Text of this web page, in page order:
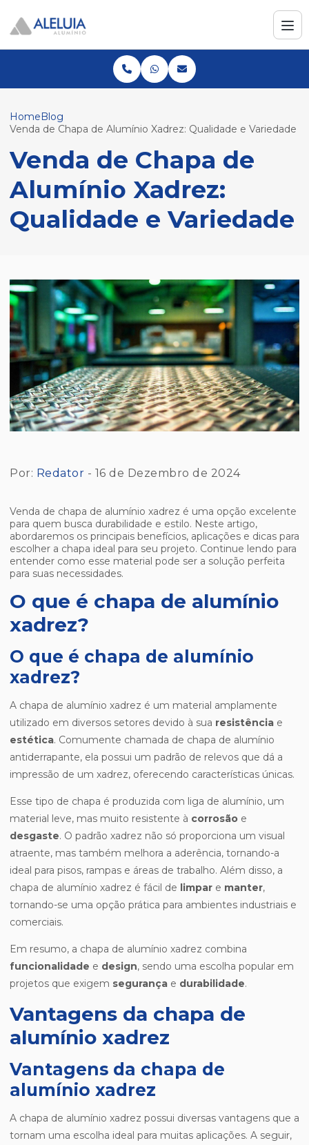
HomeBlog
Venda de Chapa de Alumínio Xadrez: Qualidade e Variedade
Venda de Chapa de
Alumínio Xadrez:
Qualidade e Variedade
Por: Redator - 16 de Dezembro de 2024
Venda de chapa de alumínio xadrez é uma opção excelente
para quem busca durabilidade e estilo. Neste artigo,
abordaremos os principais benefícios, aplicações e dicas para
escolher a chapa ideal para seu projeto. Continue lendo para
entender como esse material pode ser a solução perfeita
para suas necessidades.
O que é chapa de alumínio
xadrez?
O que é chapa de alumínio
xadrez?
A chapa de alumínio xadrez é um material amplamente
utilizado em diversos setores devido à sua resistência e
estética. Comumente chamada de chapa de alumínio
antiderrapante, ela possui um padrão de relevos que dá a
impressão de um xadrez, oferecendo características únicas.
Esse tipo de chapa é produzida com liga de alumínio, um
material leve, mas muito resistente à corrosão e
desgaste. O padrão xadrez não só proporciona um visual
atraente, mas também melhora a aderência, tornando-a
ideal para pisos, rampas e áreas de trabalho. Além disso, a
chapa de alumínio xadrez é fácil de limpar e manter,
tornando-se uma opção prática para ambientes industriais e
comerciais.
Em resumo, a chapa de alumínio xadrez combina
funcionalidade e design, sendo uma escolha popular em
projetos que exigem segurança e durabilidade.
Vantagens da chapa de
alumínio xadrez
Vantagens da chapa de
alumínio xadrez
A chapa de alumínio xadrez possui diversas vantagens que a
tornam uma escolha ideal para muitas aplicações. A seguir,